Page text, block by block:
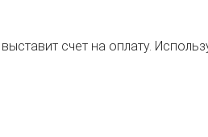
счет на оплату.